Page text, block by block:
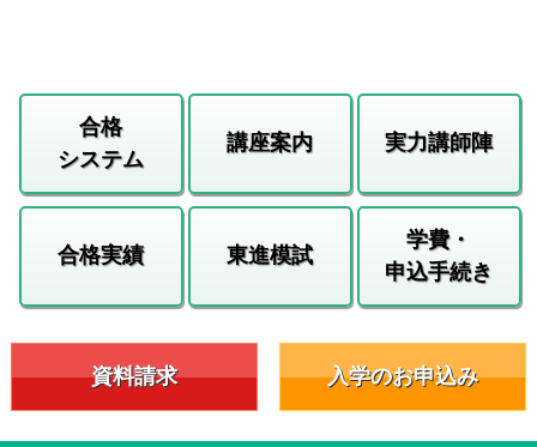
合格
システム
講座案内 実力講師陣
合格実績 東進模試
学費・
申込手続き
資料請求 入学のお申込み